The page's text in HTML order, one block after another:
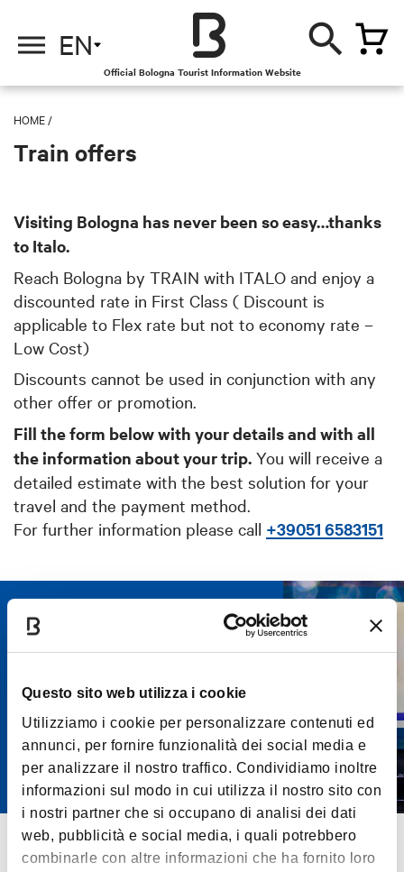
Questo sito web utilizza i cookie
Utilizziamo i cookie per personalizzare contenuti ed
annunci, per fornire funzionalità dei social media e
per analizzare il nostro traffico. Condividiamo inoltre
informazioni sul modo in cui utilizza il nostro sito con
i nostri partner che si occupano di analisi dei dati
web, pubblicità e social media, i quali potrebbero
combinarle con altre informazioni che ha fornito loro
EN
Official Bologna Tourist Information Website
HOME /
Train offers
Visiting Bologna has never been so easy…thanks
to Italo.
Reach Bologna by TRAIN with ITALO and enjoy a
discounted rate in First Class ( Discount is
applicable to Flex rate but not to economy rate –
Low Cost)
Discounts cannot be used in conjunction with any
other offer or promotion.
Fill the form below with your details and with all
the information about your trip. You will receive a
detailed estimate with the best solution for your
travel and the payment method.
For further information please call +39051 6583151
Fill out the form with
your travel information
You will receive a detailed estimate
with the best solution
CLICK HERE